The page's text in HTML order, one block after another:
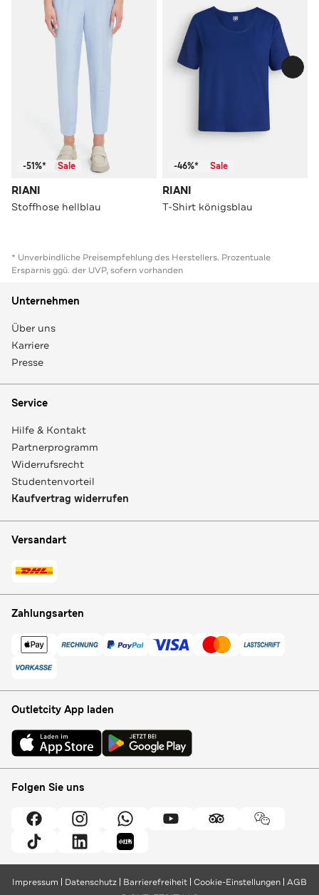
-51%* Sale
RIANI
Stoffhose hellblau
-46%* Sale
RIANI
T-Shirt königsblau
* Unverbindliche Preisempfehlung des Herstellers. Prozentuale
Ersparnis ggü. der UVP, sofern vorhanden
Unternehmen
Über uns
Karriere
Presse
Service
Hilfe & Kontakt
Partnerprogramm
Widerrufsrecht
Studentenvorteil
Kaufvertrag widerrufen
Versandart
Zahlungsarten
Outletcity App laden
Folgen Sie uns
Impressum Datenschutz Barrierefreiheit Cookie-Einstellungen AGB